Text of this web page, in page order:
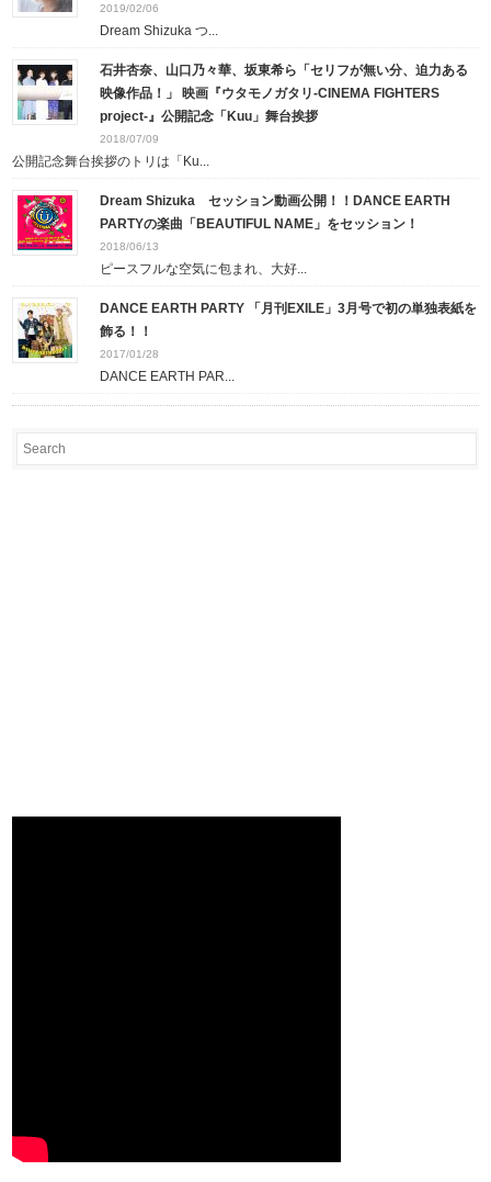
2019/02/06
Dream Shizuka つ...
石井杏奈、山口乃々華、坂東希ら「セリフが無い分、迫力ある
映像作品！」 映画『ウタモノガタリ‐CINEMA FIGHTERS
project‐』公開記念「Kuu」舞台挨拶
2018/07/09
公開記念舞台挨拶のトリは「Ku...
Dream Shizuka セッション動画公開！！DANCE EARTH
PARTYの楽曲「BEAUTIFUL NAME」をセッション！
2018/06/13
ピースフルな空気に包まれ、大好...
DANCE EARTH PARTY 「月刊EXILE」3月号で初の単独表紙を
飾る！！
2017/01/28
DANCE EARTH PAR...